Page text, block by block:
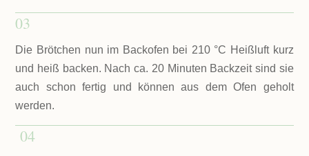
03
Die Brötchen nun im Backofen bei 210 °C Heißluft kurz
und heiß backen. Nach ca. 20 Minuten Backzeit sind sie
auch schon fertig und können aus dem Ofen geholt
werden.
04